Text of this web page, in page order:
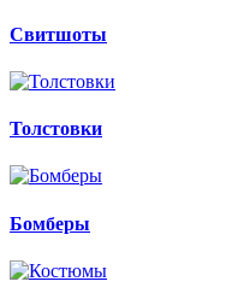
Свитшоты
Толстовки
Бомберы